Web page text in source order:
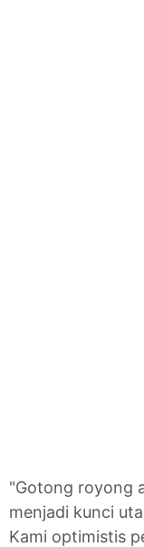
"Gotong royong
menjadi kunci
Kami optimistis